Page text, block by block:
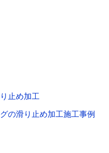
止め加工
の滑り止め加工施工事例